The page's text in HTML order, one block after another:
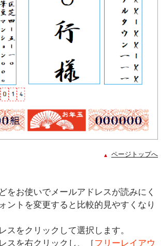
ページトップへ
をお使いでメールアドレスが読みにく
ントを変更すると比較的見やすくなり
スをクリックして選択します。
スを右クリックし、［フリーレイアウ